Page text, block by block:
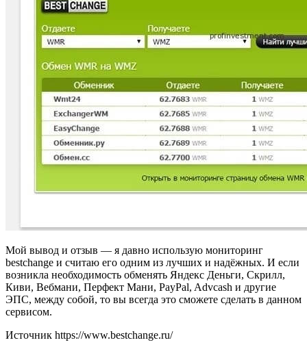
Мой вывод и отзыв — я давно использую мониторинг
bestchange и считаю его одним из лучших и надёжных. И если
возникла необходимость обменять Яндекс Деньги, Скрилл,
Киви, Вебмани, Перфект Мани, PayPal, Advcash и другие
ЭПС, между собой, то вы всегда это сможете сделать в данном
сервисом.
Источник https://www.bestchange.ru/